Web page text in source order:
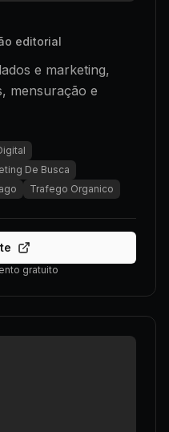
editorial
e marketing,
mensuração e
De Busca
Trafego Organico
gratuito